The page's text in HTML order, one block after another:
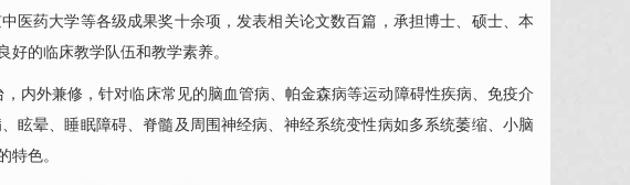
医药大学等各级成果奖十余项，发表相关论文数百篇，承担博士、硕士、本
的临床教学队伍和教学素养。
，内外兼修，针对临床常见的脑血管病、帕金森病等运动障碍性疾病、免疫介
眩晕、睡眠障碍、脊髓及周围神经病、神经系统变性病如多系统萎缩、小脑
特色。